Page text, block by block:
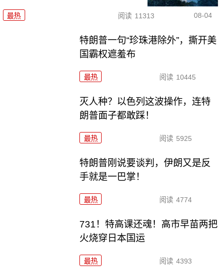
最热 阅读 11313 08-04
特朗普一句“珍珠港除外”，撕开美
国霸权遮羞布
最热 阅读 10445
灭人种？以色列这波操作，连特
朗普面子都敢踩！
最热 阅读 5925
特朗普刚说要谈判，伊朗又是反
手就是一巴掌！
最热 阅读 4774
731！特高课还魂！高市早苗两把
火烧穿日本国运
最热 阅读 4393